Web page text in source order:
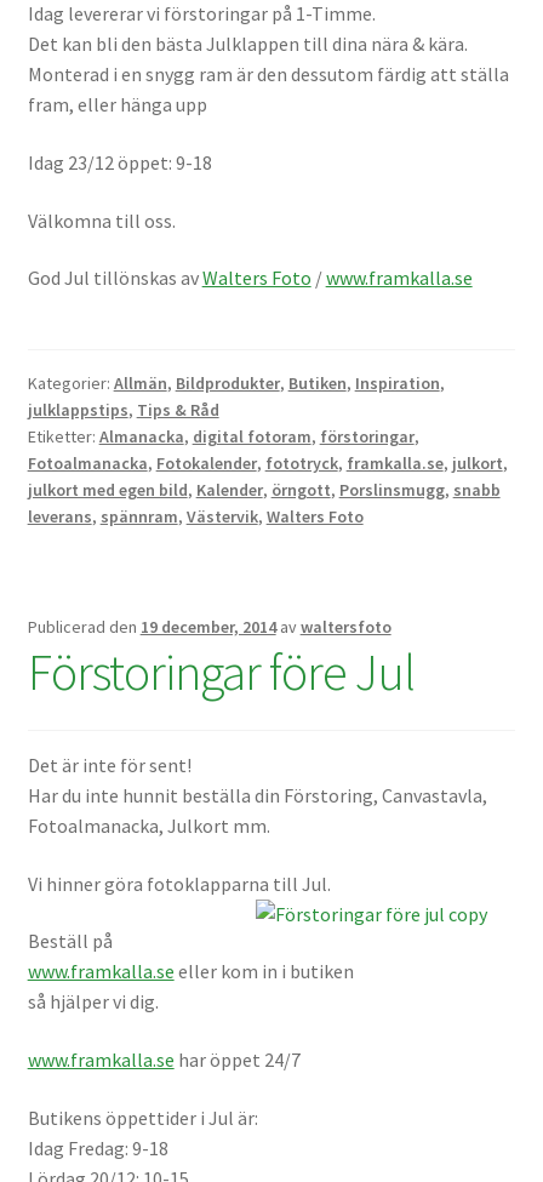
Framkallning – Analogt
Studentplakat
Canvasbilder
Videoöverföring / Smalfilm
Julkort
Almanacka / Kalender
Fototryck
Skyltmaterial / Gatupratare
Skadefoto / Försäkringsärenden
Nyfödda
Information
Köpvillkor
Idag levererar vi förstoringar på 1-Timme.
Det kan bli den bästa Julklappen till dina nära & kära.
Monterad i en snygg ram är den dessutom färdig att ställa
fram, eller hänga upp
Idag 23/12 öppet: 9-18
Välkomna till oss.
God Jul tillönskas avWalters Foto /www.framkalla.se
Kategorier: Allmän, Bildprodukter, Butiken, Inspiration,
julklappstips, Tips & Råd
Etiketter: Almanacka, digital fotoram, förstoringar,
Fotoalmanacka, Fotokalender, fototryck, framkalla.se, julkort,
julkort med egen bild, Kalender, örngott, Porslinsmugg, snabb
leverans, spännram, Västervik, Walters Foto
Publicerad den 19 december, 2014 avwaltersfoto
Förstoringar före Jul
Det är inte för sent!
Har du inte hunnit beställa din Förstoring, Canvastavla,
Fotoalmanacka, Julkort mm.
Vi hinner göra fotoklapparna till Jul.
Beställ på
www.framkalla.se eller kom in i butiken
så hjälper vi dig.
www.framkalla.se har öppet 24/7
Butikens öppettider i Jul är:
Idag Fredag: 9-18